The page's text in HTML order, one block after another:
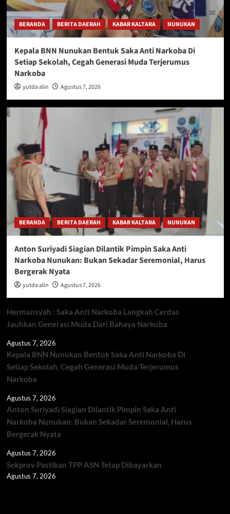
BERANDA BERITA DAERAH KABAR KALTARA NUNUKAN
Kepala BNN Nunukan Bentuk Saka Anti Narkoba Di
Setiap Sekolah, Cegah Generasi Muda Terjerumus
Narkoba
yutda alin Agustus 7, 2026
BERANDA BERITA DAERAH KABAR KALTARA NUNUKAN
Anton Suriyadi Siagian Dilantik Pimpin Saka Anti
Narkoba Nunukan: Bukan Sekadar Seremonial, Harus
Bergerak Nyata
yutda alin Agustus 7, 2026
Hermansyah : Saka Anti Narkoba Langkah Cerdas
Jauhkan Generasi Muda Dari Bahaya Narkoba
Agustus 7, 2026
Kepala BNN Nunukan Bentuk Saka Anti Narkoba Di
Setiap Sekolah, Cegah Generasi Muda Terjerumus
Narkoba
Agustus 7, 2026
Anton Suriyadi Siagian Dilantik Pimpin Saka Anti
Narkoba Nunukan: Bukan Sekadar Seremonial, Harus
Bergerak Nyata
Agustus 7, 2026
Sekprov Pastikan TPP ASN Tetap Dibayarkan
Agustus 7, 2026